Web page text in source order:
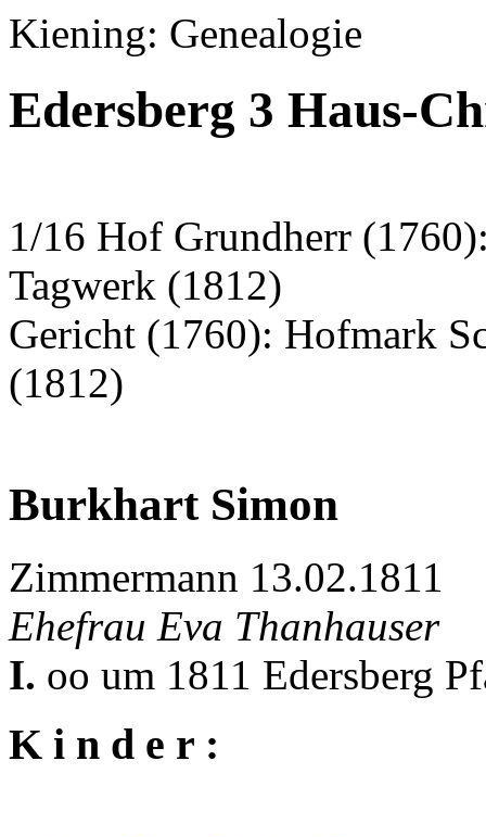
Kiening: Genealogie
Edersberg 3 Haus-
1/16 Hof Grundherr
Tagwerk (1812)
Gericht (1760): Hofmark
(1812)
Burkhart Simon
Zimmermann 13.02.1811
Ehefrau Eva Thanhauser
I. oo um 1811 Edersberg
K i n d e r :